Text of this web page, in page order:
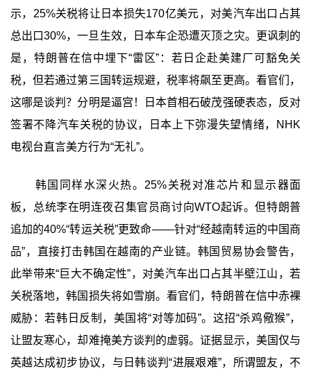
示，25%关税将让日本损失170亿美元，对美汽车出口占其
总出口30%，一旦生效，日本车企恐遭灭顶之灾。更讽刺的
是，特朗普在信中埋下“雷区”：若日企赴美建厂可豁免关
税，但若通过第三国转运规避，税率将飙至更高。看官们，
这哪是谈判？分明是逼宫！日本首相石破茂强硬表态，反对
签署不降汽车关税的协议，日本上下弥漫失望情绪，NHK
电视台直言美方行为“无礼”。
韩国同样水深火热。25%关税对准芯片和显示器面
板，总统李在明连夜召集官员商讨向WTO起诉。但特朗普
追加的40%“转运关税”更致命——针对“经越南转运的中国商
品”，直接打击韩国在越南的产业链。韩国贸易协会警告，
此举带来“巨大不确定性”，对美汽车出口占其半壁江山，若
关税落地，韩国损失将如雪崩。看官们，特朗普在信中赤裸
威胁：若韩日反制，美国将“对等加码”。这招“杀鸡儆猴”，
让盟友寒心，却难掩美方谈判的虚弱。证据显示，美国仅与
英越达成初步协议，与日韩谈判“进展艰难”，所谓盟友，不